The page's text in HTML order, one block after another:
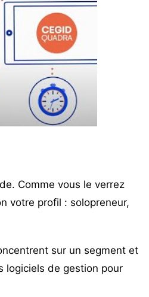
Comme vous le verrez
votre profil : solopreneur,
sur un segment et
logiciels de gestion pour